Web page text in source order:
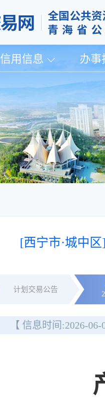
信用信息 办事
[西宁市·城中区]
计划交易公告
【 信息时间:2026-06-